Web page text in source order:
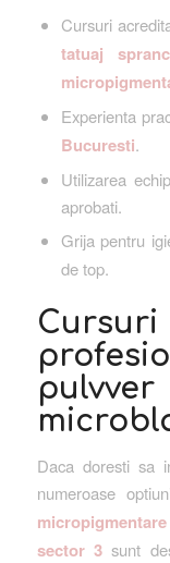
Cursuri
tatuaj
Experienta
Bucuresti.
Utilizarea
aprobati.
Grija pentru
de top.
Daca doresti sa
numeroase
sector 3sunt